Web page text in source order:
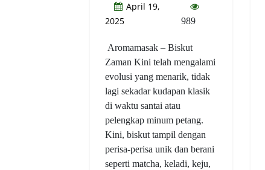
April 19,
2025
989
Aromamasak – Biskut
Zaman Kini telah mengalami
evolusi yang menarik, tidak
lagi sekadar kudapan klasik
di waktu santai atau
pelengkap minum petang.
Kini, biskut tampil dengan
perisa-perisa unik dan berani
seperti matcha, keladi, keju,